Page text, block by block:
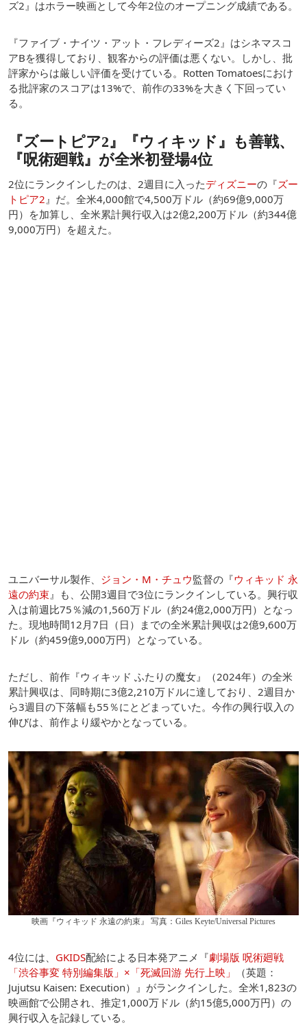
ズ2』はホラー映画として今年2位のオープニング成績である。
『ファイブ・ナイツ・アット・フレディーズ2』はシネマスコ
アBを獲得しており、観客からの評価は悪くない。しかし、批
評家からは厳しい評価を受けている。Rotten Tomatoesにおけ
る批評家のスコアは13%で、前作の33%を大きく下回ってい
る。
『ズートピア2』『ウィキッド』も善戦、
『呪術廻戦』が全米初登場4位
2位にランクインしたのは、2週目に入ったディズニーの『ズー
トピア2 』だ。全米4,000館で4,500万ドル（約69億9,000万
円）を加算し、全米累計興行収入は2億2,200万ドル（約344億
9,000万円）を超えた。
ユニバーサル製作、 ジョン・M・チュウ監督の『ウィキッド 永
遠の約束 』も、公開3週目で3位にランクインしている。興行収
入は前週比75％減の1,560万ドル（約24億2,000万円）となっ
た。現地時間12月7日（日）までの全米累計興収は2億9,600万
ドル（約459億9,000万円）となっている。
ただし、前作『ウィキッド ふたりの魔女』（2024年）の全米
累計興収は、同時期に3億2,210万ドルに達しており、2週目か
ら3週目の下落幅も55％にとどまっていた。今作の興行収入の
伸びは、前作より緩やかとなっている。
映画『ウィキッド 永遠の約束』 写真：Giles Keyte/Universal Pictures
4位には、 GKIDS配給による日本発アニメ『劇場版 呪術廻戦
「渋谷事変 特別編集版」×「死滅回游 先行上映」
（英題：
Jujutsu Kaisen: Execution）』がランクインした。全米1,823の
映画館で公開され、推定1,000万ドル（約15億5,000万円）の
興行収入を記録している。